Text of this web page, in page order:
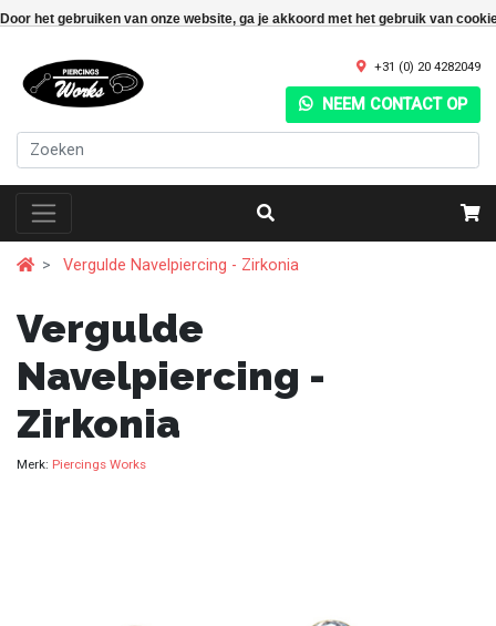
Door het gebruiken van onze website, ga je akkoord met het gebruik van
+31 (0) 20 4282049
NEEM CONTACT OP
Vergulde Navelpiercing - Zirkonia
Vergulde
Navelpiercing -
Zirkonia
Merk: Piercings Works